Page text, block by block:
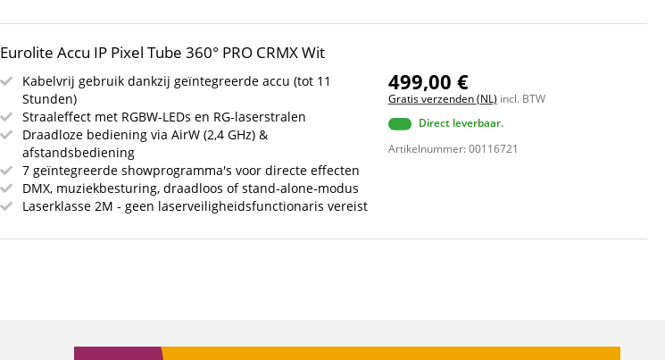
Eurolite Accu IP Pixel Tube 360° PRO CRMX Wit
Kabelvrij gebruik dankzij geïntegreerde accu (tot 11
Stunden)
Straaleffect met RGBW-LEDs en RG-laserstralen
Draadloze bediening via AirW (2,4 GHz) &
afstandsbediening
7 geïntegreerde showprogramma's voor directe effecten
DMX, muziekbesturing, draadloos of stand-alone-modus
Laserklasse 2M - geen laserveiligheidsfunctionaris vereist
499,00 €
Gratis verzenden (NL) incl. BTW
Direct leverbaar.
Artikelnummer: 00116721